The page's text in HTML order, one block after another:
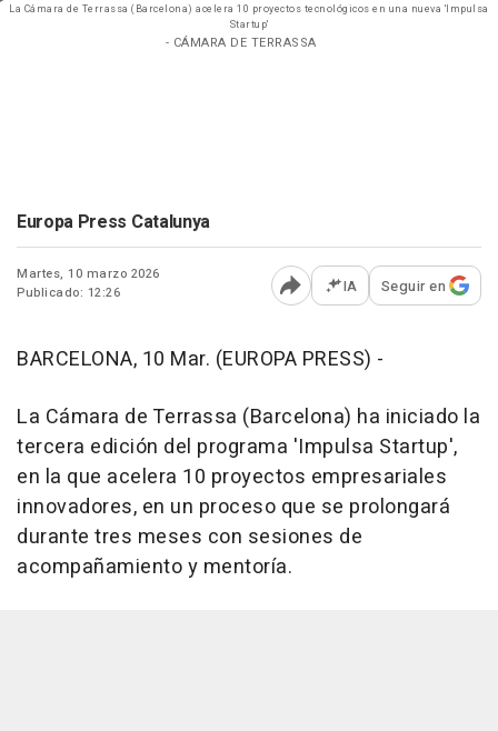
La Cámara de Terrassa (Barcelona) acelera 10 proyectos tecnológicos en una nueva 'Impulsa
Startup'
- CÁMARA DE TERRASSA
Europa Press Catalunya
Martes, 10 marzo 2026
Publicado: 12:26
Abrir opciones para
IA Seguir en
BARCELONA, 10 Mar. (EUROPA PRESS) -
La Cámara de Terrassa (Barcelona) ha iniciado la
tercera edición del programa 'Impulsa Startup',
en la que acelera 10 proyectos empresariales
innovadores, en un proceso que se prolongará
durante tres meses con sesiones de
acompañamiento y mentoría.